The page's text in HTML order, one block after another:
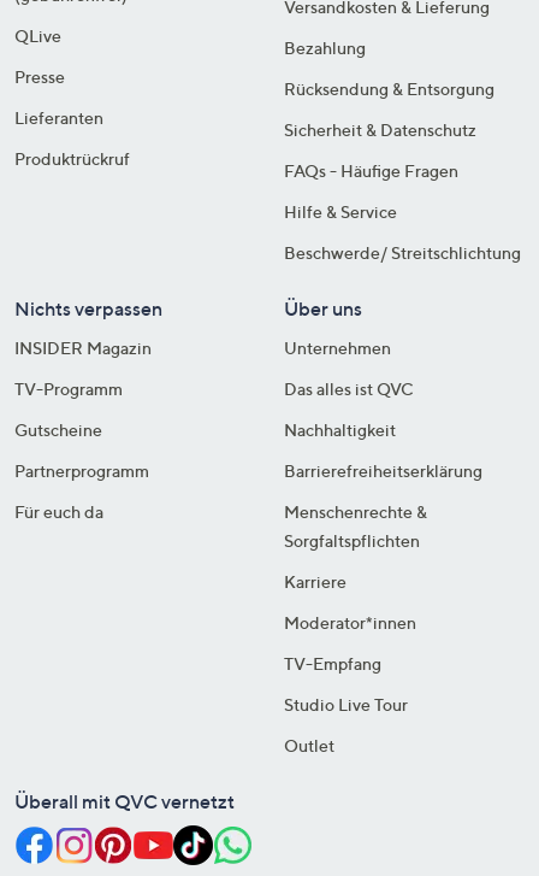
QLive
Presse
Lieferanten
Produktrückruf
Versandkosten & Lieferung
Bezahlung
Rücksendung & Entsorgung
Sicherheit & Datenschutz
FAQs - Häufige Fragen
Hilfe & Service
Beschwerde/ Streitschlichtung
Nichts verpassen
INSIDER Magazin
TV-Programm
Gutscheine
Partnerprogramm
Für euch da
Über uns
Unternehmen
Das alles ist QVC
Nachhaltigkeit
Barrierefreiheitserklärung
Menschenrechte &
Sorgfaltspflichten
Karriere
Moderator*innen
TV-Empfang
Studio Live Tour
Outlet
Überall mit QVC vernetzt